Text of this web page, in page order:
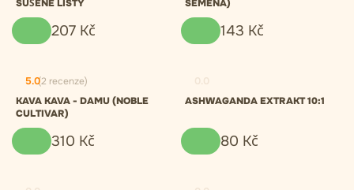
SUŠENÉ LISTY
207 Kč
SEMENA)
143 Kč
5.0(2 recenze)
KAVA KAVA - DAMU (NOBLE
CULTIVAR)
310 Kč
ASHWAGANDA EXTRAKT 10:1
80 Kč